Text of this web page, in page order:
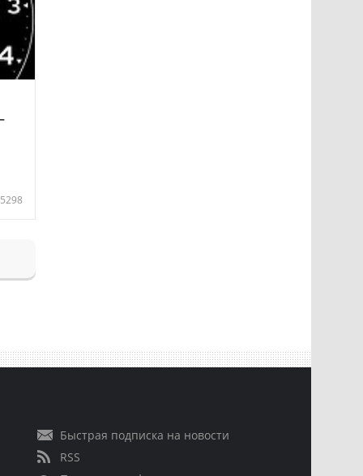
5298
Быстрая подписка на новости
RSS